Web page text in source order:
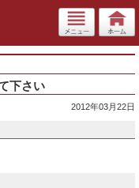
下さい
2012年03月22日